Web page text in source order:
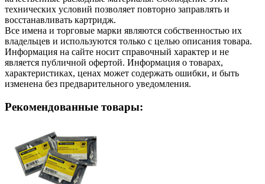
технических условий позволяет повторно заправлять и
восстанавливать картридж.
Все имена и торговые марки являются собственностью их
владельцев и используются только с целью описания товара.
Информация на сайте носит справочный характер и не
является публичной офертой. Информация о товарах,
характеристиках, ценах может содержать ошибки, и быть
изменена без предварительного уведомления.
Рекомендованные товары: